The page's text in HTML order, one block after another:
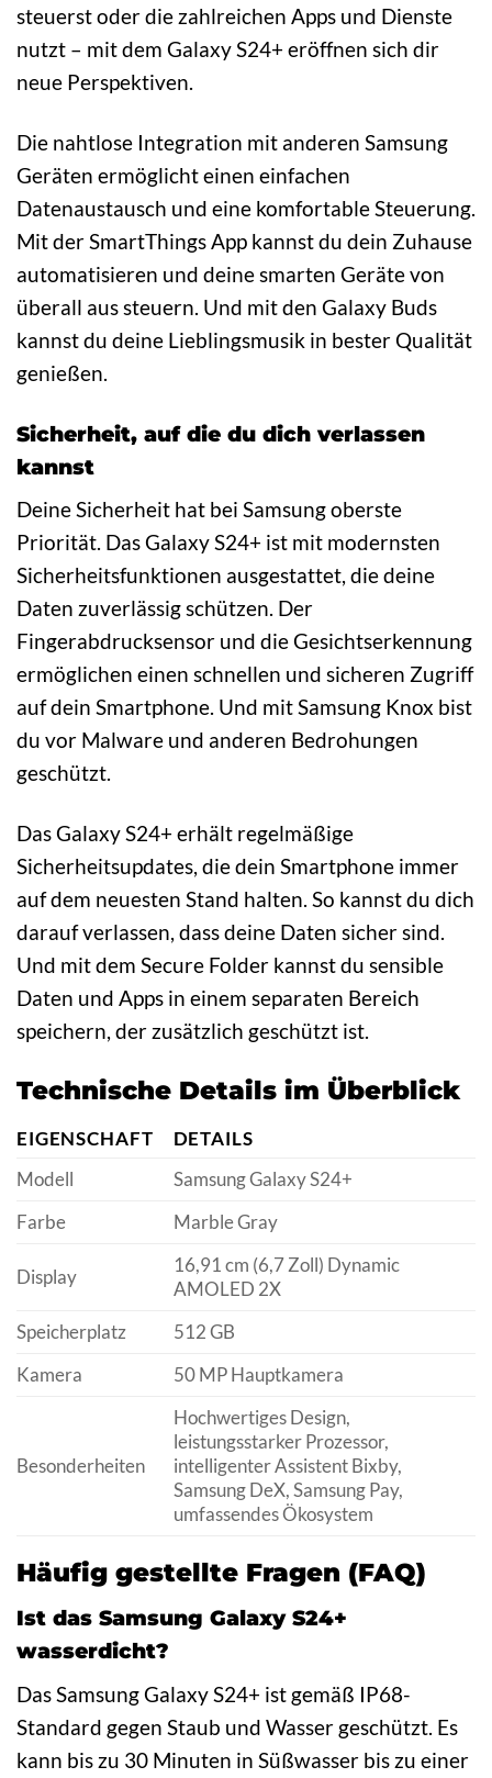
steuerst oder die zahlreichen Apps und Dienste
nutzt – mit dem Galaxy S24+ eröffnen sich dir
neue Perspektiven.
Die nahtlose Integration mit anderen Samsung
Geräten ermöglicht einen einfachen
Datenaustausch und eine komfortable Steuerung.
Mit der SmartThings App kannst du dein Zuhause
automatisieren und deine smarten Geräte von
überall aus steuern. Und mit den Galaxy Buds
kannst du deine Lieblingsmusik in bester Qualität
genießen.
Sicherheit, auf die du dich verlassen
kannst
Deine Sicherheit hat bei Samsung oberste
Priorität. Das Galaxy S24+ ist mit modernsten
Sicherheitsfunktionen ausgestattet, die deine
Daten zuverlässig schützen. Der
Fingerabdrucksensor und die Gesichtserkennung
ermöglichen einen schnellen und sicheren Zugriff
auf dein Smartphone. Und mit Samsung Knox bist
du vor Malware und anderen Bedrohungen
geschützt.
Das Galaxy S24+ erhält regelmäßige
Sicherheitsupdates, die dein Smartphone immer
auf dem neuesten Stand halten. So kannst du dich
darauf verlassen, dass deine Daten sicher sind.
Und mit dem Secure Folder kannst du sensible
Daten und Apps in einem separaten Bereich
speichern, der zusätzlich geschützt ist.
Technische Details im Überblick
EIGENSCHAFT
DETAILS
Modell
Samsung Galaxy S24+
Farbe
Marble Gray
Display
16,91 cm (6,7 Zoll) Dynamic
AMOLED 2X
Speicherplatz
512 GB
Kamera
50 MP Hauptkamera
Besonderheiten
Hochwertiges Design,
leistungsstarker Prozessor,
intelligenter Assistent Bixby,
Samsung DeX, Samsung Pay,
umfassendes Ökosystem
Häufig gestellte Fragen (FAQ)
Ist das Samsung Galaxy S24+
wasserdicht?
Das Samsung Galaxy S24+ ist gemäß IP68-
Standard gegen Staub und Wasser geschützt. Es
kann bis zu 30 Minuten in Süßwasser bis zu einer